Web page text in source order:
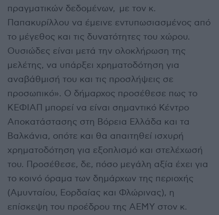
πραγματικών δεδομένων, με τον κ.
Παπακυρίλλου να έμεινε εντυπωσιασμένος από
το μέγεθος και τις δυνατότητες του χώρου.
Ουσιώδες είναι μετά την ολοκλήρωση της
μελέτης, να υπάρξει χρηματοδότηση για
αναβάθμισή του και τις προσλήψεις σε
προσωπικό». Ο δήμαρχος προσέθεσε πως το
ΚΕΦΙΑΠ μπορεί να είναι σημαντικό Κέντρο
Αποκατάστασης στη Βόρεια Ελλάδα και τα
Βαλκάνια, οπότε και θα απαιτηθεί ισχυρή
χρηματοδότηση για εξοπλισμό και στελέχωσή
του. Προσέθεσε, δε, πόσο μεγάλη αξία έχει για
το κοινό όραμα των δημάρχων της περιοχής
(Αμυνταίου, Εορδαίας και Φλώρινας), η
επίσκεψη του προέδρου της ΑΕΜΥ στον κ.